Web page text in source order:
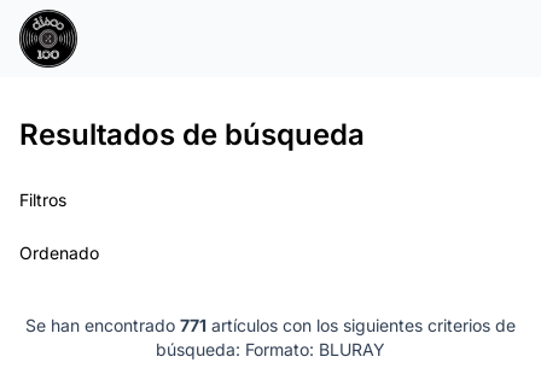
Resultados de búsqueda
Filtros
Ordenado
Se han encontrado 771 artículos con los siguientes criterios de
búsqueda: Formato: BLURAY